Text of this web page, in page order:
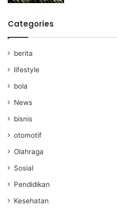
Categories
berita
lifestyle
bola
News
bisnis
otomotif
Olahraga
Sosial
Pendidikan
Kesehatan